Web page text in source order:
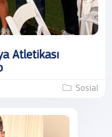
Atletikası
Sosial